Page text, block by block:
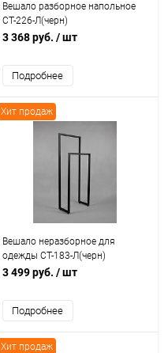
Вешало разборное напольное
СТ-226-Л(черн)
3 368 руб. / шт
Подробнее
Хит продаж
Вешало неразборное для
одежды СТ-183-Л(черн)
3 499 руб. / шт
Подробнее
Хит продаж